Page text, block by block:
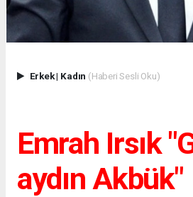
Erkek| Kadın (Haberi Sesli Oku)
Emrah Irsık
aydın Akbük"